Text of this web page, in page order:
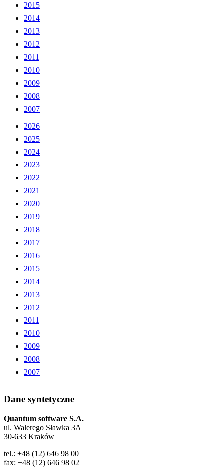
2015
2014
2013
2012
2011
2010
2009
2008
2007
2026
2025
2024
2023
2022
2021
2020
2019
2018
2017
2016
2015
2014
2013
2012
2011
2010
2009
2008
2007
Dane syntetyczne
Quantum software S.A.
ul. Walerego Sławka 3A
30-633 Kraków
tel.: +48 (12) 646 98 00
fax: +48 (12) 646 98 02
Ta strona używa plików
cookie
zapewnić lepszą wygodę użytkowania.
Korzystając z tej strony, wyrażasz zgodę na
używanie przez nas wszystkich plików
cookie zgodnie z warunkami naszej polityki
plików cookie.
NIEZBĘDNE
TARGETOWANIE